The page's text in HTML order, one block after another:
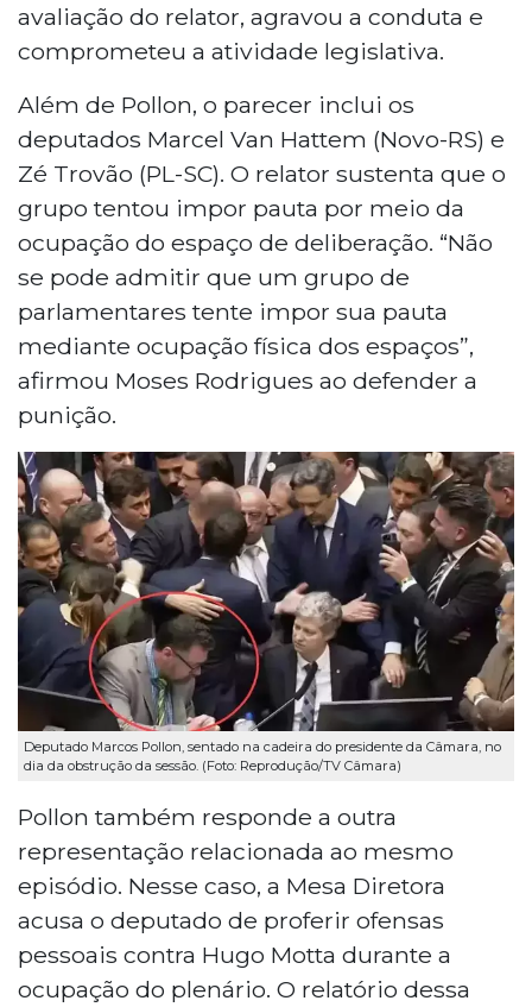
avaliação do relator, agravou a conduta e
comprometeu a atividade legislativa.
Além de Pollon, o parecer inclui os
deputados Marcel Van Hattem (Novo-RS) e
Zé Trovão (PL-SC). O relator sustenta que o
grupo tentou impor pauta por meio da
ocupação do espaço de deliberação. “Não
se pode admitir que um grupo de
parlamentares tente impor sua pauta
mediante ocupação física dos espaços”,
afirmou Moses Rodrigues ao defender a
punição.
Deputado Marcos Pollon, sentado na cadeira do presidente da Câmara, no
dia da obstrução da sessão. (Foto: Reprodução/TV Câmara)
Pollon também responde a outra
representação relacionada ao mesmo
episódio. Nesse caso, a Mesa Diretora
acusa o deputado de proferir ofensas
pessoais contra Hugo Motta durante a
ocupação do plenário. O relatório dessa